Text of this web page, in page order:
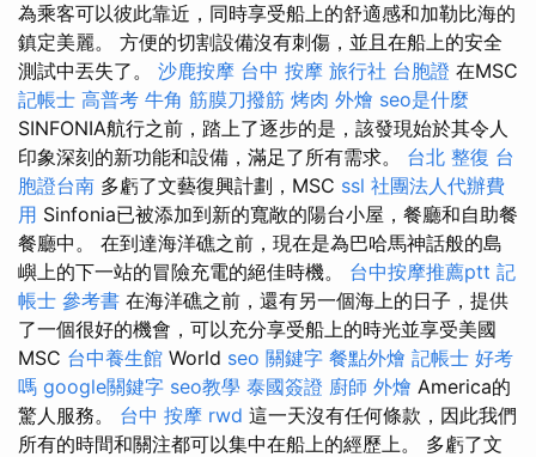
為乘客可以彼此靠近，同時享受船上的舒適感和加勒比海的
鎮定美麗。 方便的切割設備沒有刺傷，並且在船上的安全
測試中丟失了。 沙鹿按摩 台中 按摩 旅行社 台胞證 在MSC
記帳士 高普考 牛角 筋膜刀撥筋 烤肉 外燴 seo是什麼
SINFONIA航行之前，踏上了逐步的是，該發現始於其令人
印象深刻的新功能和設備，滿足了所有需求。 台北 整復 台
胞證台南 多虧了文藝復興計劃，MSC ssl 社團法人代辦費
用 Sinfonia已被添加到新的寬敞的陽台小屋，餐廳和自助餐
餐廳中。 在到達海洋礁之前，現在是為巴哈馬神話般的島
嶼上的下一站的冒險充電的絕佳時機。 台中按摩推薦ptt 記
帳士 參考書 在海洋礁之前，還有另一個海上的日子，提供
了一個很好的機會，可以充分享受船上的時光並享受美國
MSC 台中養生館 World seo 關鍵字 餐點外燴 記帳士 好考
嗎 google關鍵字 seo教學 泰國簽證 廚師 外燴 America的
驚人服務。 台中 按摩 rwd 這一天沒有任何條款，因此我們
所有的時間和關注都可以集中在船上的經歷上。 多虧了文